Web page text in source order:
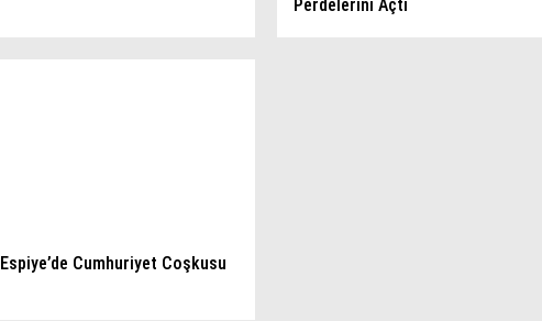
Perdelerini Açtı
Espiye’de Cumhuriyet Coşkusu